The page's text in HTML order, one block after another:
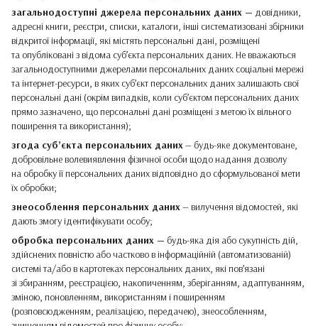
загальнодоступні джерела персональних даних — довідники,
адресні книги, реєстри, списки, каталоги, інші систематизовані збірники
відкритої інформації, які містять персональні дані, розміщені
та опубліковані з відома суб’єкта персональних даних. Не вважаються
загальнодоступними джерелами персональних даних соціальні мережі
та інтернет-ресурси, в яких суб’єкт персональних даних залишають свої
персональні дані (окрім випадків, коли суб’єктом персональних даних
прямо зазначено, що персональні дані розміщені з метою їх вільного
поширення та використання);
згода суб’єкта персональних даних— будь-яке документоване,
добровільне волевиявлення фізичної особи щодо надання дозволу
на обробку її персональних даних відповідно до сформульованої мети
їх обробки;
знеособлення персональних даних— вилучення відомостей, які
дають змогу ідентифікувати особу;
обробка персональних даних — будь-яка дія або сукупність дій,
здійснених повністю або частково в інформаційній (автоматизованій)
системі та/або в картотеках персональних даних, які пов’язані
зі збиранням, реєстрацією, накопиченням, зберіганням, адаптуванням,
зміною, поновленням, використанням і поширенням
(розповсюдженням, реалізацією, передачею), знеособленням,